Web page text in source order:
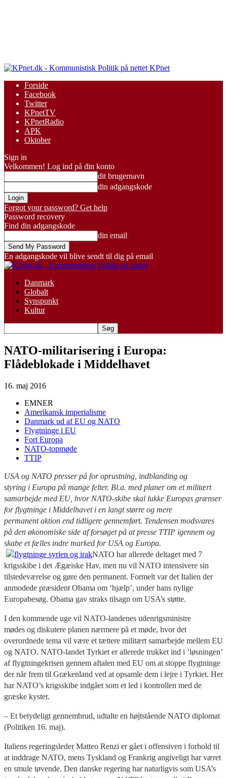
KPnet
Forside
Facebook
Twitter
KPnetTV
KPnetRadio
APK
Oktober
Sign in
Velkommen! Log ind på din konto
dit brugernavn
din adgangskode
Forgot your password? Get help
Password recovery
Find din adgangskode
din email
En adgangskode vil blive sendt til dig på email
Danmark
Globalt
Synspunkt
Kultur
NATO-militarisering i Europa:
Flådeblokade i Middelhavet
16. maj 2016
EMNER
Amerikansk imperialisme
Danmark ud af EU og NATO
Flygtninge i EU
Fort Europa
NATO-topmøde
TTIP
USA og NATO presser på for oprustning, indblanding og
styring i Europa på mange felter. Bl.a. med planer om et militært
samarbejde med EU, hvor NATO-skibe skal lukke Europas grænser
for flygtninge i Middelhavet i en langt større og mere
permanent aktion end tidligere gennemført. Tendensen modsvares
på den økonomiske side af forsøget på at presse TTIP igennem og
skabe et fælles indre marked for USA og Europa.
NATO har allerede deltaget med 7
krigsskibe i det Ægæiske Hav, men nu vil NATO intensivere sin
tilstedeværelse og gøre den permanent. Formelt var det Italien der
anmodede præsident Obama om ‘hjælp’, under hans nylige
Europabesøg. Obama gav straks tilsagn om USA’s støtte.
I den kommende uge vil NATO-landenes udenrigsministre
mødes og diskutere planen nærmere på et møde, hvor det
overordnede tema vil være et tættere militært samarbejde mellem EU
og NATO. NATO-landet Tyrkiet er allerede trukket ind i ‘løsningen’
af flygtningekrisen gennem aftalen med EU om at stoppe flygtninge
der når frem til Grækenland ved at opsamle dem i lejre i Tyrkiet. Her
har NATO’s krigsskibe indgået som et led i kontrollen med de
græske kyster.
– Et betydeligt gennembrud, udtalte en højtstående NATO diplomat
(Politiken 16. maj).
Italiens regeringsleder Matteo Renzi er gået i offensiven i forhold til
at inddrage NATO, mens Tyskland og Frankrig angiveligt har været
en smule tøvende. Den danske regering har naturligvis som USA’s